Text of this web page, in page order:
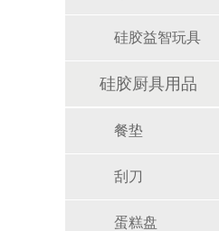
硅胶益智玩具
硅胶厨具用品
餐垫
刮刀
蛋糕盘